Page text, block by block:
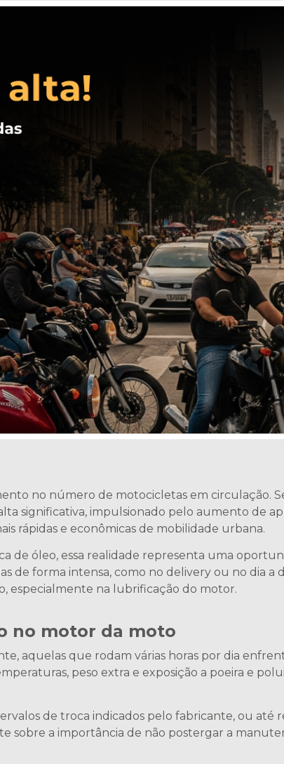
no número de motocicletas em circulação.
significativa, impulsionado pelo aumento de
rápidas e econômicas de mobilidade urbana.
de óleo, essa realidade representa uma
de forma intensa, como no delivery ou no dia a
especialmente na lubrificação do motor.
no motor da moto
aquelas que rodam várias horas por dia
peso extra e exposição a poeira e
de troca indicados pelo fabricante, ou até
sobre a importância de não postergar a